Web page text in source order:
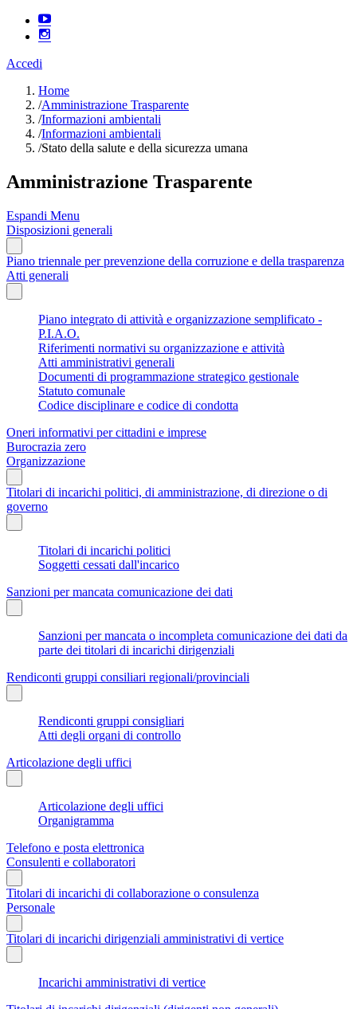
Accedi
Home
/Amministrazione Trasparente
/Informazioni ambientali
/Informazioni ambientali
/Stato della salute e della sicurezza umana
Amministrazione Trasparente
Espandi Menu
Disposizioni generali
Piano triennale per prevenzione della corruzione e della trasparenza
Atti generali
Piano integrato di attività e organizzazione semplificato -
P.I.A.O.
Riferimenti normativi su organizzazione e attività
Atti amministrativi generali
Documenti di programmazione strategico gestionale
Statuto comunale
Codice disciplinare e codice di condotta
Oneri informativi per cittadini e imprese
Burocrazia zero
Organizzazione
Titolari di incarichi politici, di amministrazione, di direzione o di
governo
Titolari di incarichi politici
Soggetti cessati dall'incarico
Sanzioni per mancata comunicazione dei dati
Sanzioni per mancata o incompleta comunicazione dei dati da
parte dei titolari di incarichi dirigenziali
Rendiconti gruppi consiliari regionali/provinciali
Rendiconti gruppi consigliari
Atti degli organi di controllo
Articolazione degli uffici
Articolazione degli uffici
Organigramma
Telefono e posta elettronica
Consulenti e collaboratori
Titolari di incarichi di collaborazione o consulenza
Personale
Titolari di incarichi dirigenziali amministrativi di vertice
Incarichi amministrativi di vertice